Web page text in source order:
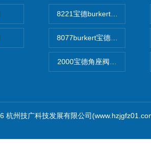
8221宝德burkert电导率探头
8077burkert宝德椭圆齿轮脉
2000宝德角座阀德国宝帝
杭州技广科技发展有限公司